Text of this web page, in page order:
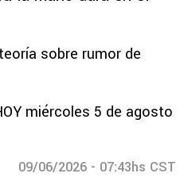
sobre rumor de
miércoles 5 de agosto
09/06/2026 - 07:43hs CST